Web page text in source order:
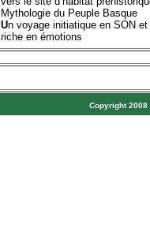
Mythologie du Peuple Basque
Un voyage initiatique en SON
riche en émotions
Copyright 2008